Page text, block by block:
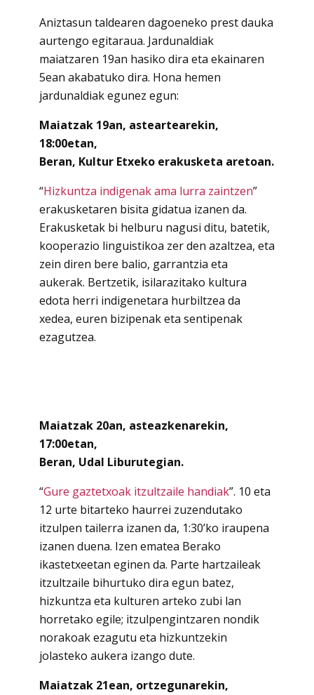
Aniztasun taldearen dagoeneko prest dauka
aurtengo egitaraua. Jardunaldiak
maiatzaren 19an hasiko dira eta ekainaren
5ean akabatuko dira. Hona hemen
jardunaldiak egunez egun:
Maiatzak 19an, asteartearekin,
18:00etan,
Beran, Kultur Etxeko erakusketa aretoan.
“Hizkuntza indigenak ama lurra zaintzen”
erakusketaren bisita gidatua izanen da.
Erakusketak bi helburu nagusi ditu, batetik,
kooperazio linguistikoa zer den azaltzea, eta
zein diren bere balio, garrantzia eta
aukerak. Bertzetik, isilarazitako kultura
edota herri indigenetara hurbiltzea da
xedea, euren bizipenak eta sentipenak
ezagutzea.
Maiatzak 20an, asteazkenarekin,
17:00etan,
Beran, Udal Liburutegian.
“Gure gaztetxoak itzultzaile handiak”. 10 eta
12 urte bitarteko haurrei zuzendutako
itzulpen tailerra izanen da, 1:30’ko iraupena
izanen duena. Izen ematea Berako
ikastetxeetan eginen da. Parte hartzaileak
itzultzaile bihurtuko dira egun batez,
hizkuntza eta kulturen arteko zubi lan
horretako egile; itzulpengintzaren nondik
norakoak ezagutu eta hizkuntzekin
jolasteko aukera izango dute.
Maiatzak 21ean, ortzegunarekin,